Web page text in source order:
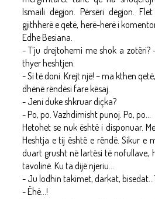
Ismaili dëgjon. Përsëri dëgjon.
gjithherë e qetë, herë-herë i
Edhe Besiana.
- T’ju drejtohemi me shok a
thyer heshtjen.
- Si të doni. Krejt një! – ma kthen
dhënë rëndësi fare kësaj.
- Jeni duke shkruar diçka?
- Po, po. Vazhdimisht punoj. Po, po...
Hetohet se nuk është i disponuar.
Heshtja e tij është e rëndë. Sikur e
duart grusht në lartësi të nofullave,
tavolinë. Ku ta dijë njeriu...
- Ju lodhin takimet, darkat,
- Ëhë...!